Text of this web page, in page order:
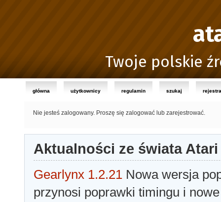
Twoje polskie
główna użytkownicy regulamin szukaj
Nie jesteś zalogowany. Proszę się zalogować lub zarejestrować.
Aktualności ze świata Atari
Gearlynx 1.2.21 Nowa wersja
przynosi poprawki timingu i